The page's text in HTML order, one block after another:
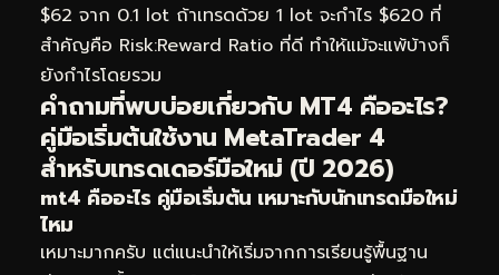
$62 จาก 0.1 lot ถ้าเทรดด้วย 1 lot จะกำไร $620 ที่
สำคัญคือ Risk:Reward Ratio ที่ดี ทำให้แม้จะแพ้บ้างก็
ยังกำไรโดยรวม
คำถามที่พบบ่อยเกี่ยวกับ MT4 คืออะไร?
คู่มือเริ่มต้นใช้งาน MetaTrader 4
สำหรับเทรดเดอร์มือใหม่ (ปี 2026)
mt4 คืออะไร คู่มือเริ่มต้น เหมาะกับนักเทรดมือใหม่
ไหม
เหมาะมากครับ แต่แนะนำให้เริ่มจากการเรียนรู้พื้นฐาน